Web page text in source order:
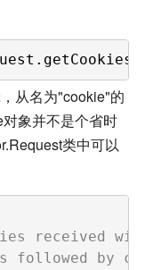
从名为"cookie"的
象并不是个省时
类中可以
received
followed by